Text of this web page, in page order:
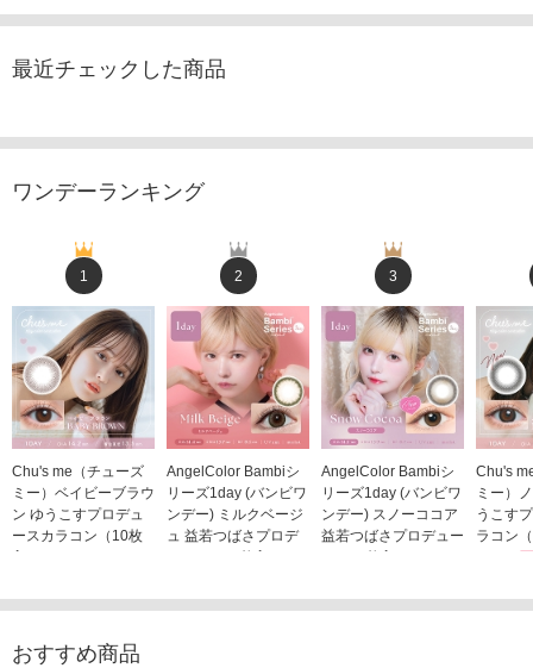
最近チェックした商品
ワンデーランキング
1
Chu's me（チューズ
ミー）ベイビーブラウ
ン ゆうこすプロデュ
ースカラコン（10枚
入り）
2
AngelColor Bambiシ
リーズ1day (バンビワ
ンデー) ミルクベージ
ュ 益若つばさプロデ
ュース（10枚入り）
3
AngelColor Bambiシ
リーズ1day (バンビワ
ンデー) スノーココア
益若つばさプロデュー
ス（10枚入り）
Chu's
ミー）
うこす
ラコン
おすすめ商品